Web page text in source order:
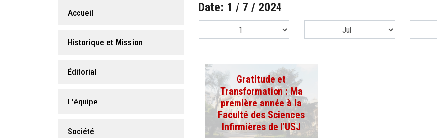
Accueil
Historique et Mission
Éditorial
L'équipe
Société
Date: 1 / 7 / 2024
Gratitude et
Transformation : Ma
première année à la
Faculté des Sciences
Infirmières de l'USJ